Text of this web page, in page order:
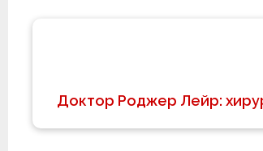
Доктор Роджер Лейр: